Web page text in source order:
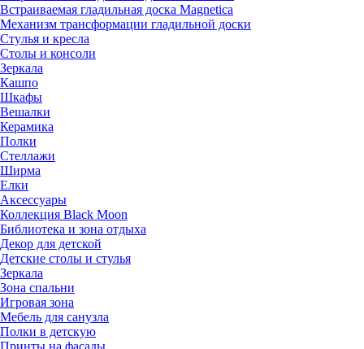
Встраиваемая гладильная доска Magnetica
Механизм трансформации гладильной доски
Стyлья и кресла
Столы и консоли
Зеркала
Кашпо
Шкафы
Вешалки
Керамика
Полки
Стеллажи
Ширма
Елки
Аксессуары
Коллекция Black Moon
Библиотека и зона отдыха
Декор для детской
Детские столы и стулья
Зеркала
Зона спальни
Игровая зона
Мебель для санузла
Полки в детскую
Принты на фасады